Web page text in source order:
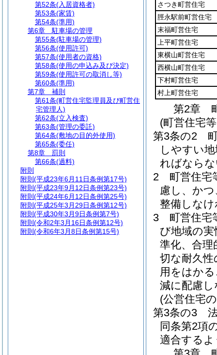
さつき町営住宅
脛永駅前町営住宅
末福町営住宅
上平町営住宅
東横山町営住宅
西横山町営住宅
下村町営住宅
村上町営住宅
第2章
(町営住宅
第3条の2
しやすい
ればなら
2
町営住宅
慮し、か
整備しな
3
町営住宅
び地域の
準化、合
切な耐久
用をはか
減に配慮
(公営住宅
第3条の3
同条第2項
適合する
第52条(入居資格者)
第53条(家賃)
第54条(準用)
第6章
駐車場の管理
第55条(駐車場の管理)
第56条(使用許可)
第57条(使用者の資格)
第58条(使用の申込み及び決定)
第59条(使用許可の取消し等)
第60条(準用)
第7章
補則
第61条(町営住宅監理員及び町営住
宅管理人)
第62条(立入検査)
第63条(管理の委託)
第64条(敷地の目的外使用)
第65条(委任)
第8章
罰則
第66条(過料)
附則
附則 (平成23年6月11日条例第17号)
附則 (平成23年9月12日条例第23号)
附則 (平成24年6月12日条例第25号)
附則 (平成25年3月29日条例第12号)
附則 (平成30年3月9日条例第7号)
附則 (令和2年3月16日条例第12号)
附則 (令和6年3月8日条例第15号)